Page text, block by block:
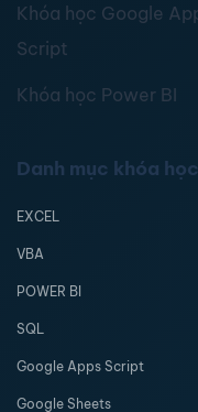
Khóa học Google
Script
Khóa học Power BI
Danh mục khóa học
EXCEL
VBA
POWER BI
SQL
Google Apps Script
Google Sheets